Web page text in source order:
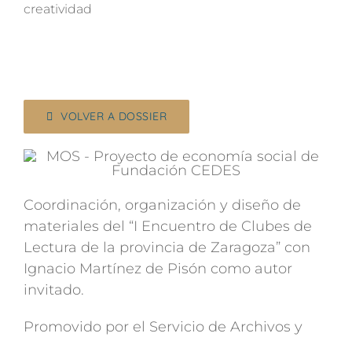
creatividad
VOLVER A DOSSIER
Coordinación, organización y diseño de
materiales del “I Encuentro de Clubes de
Lectura de la provincia de Zaragoza” con
Ignacio Martínez de Pisón como autor
invitado.
Promovido por el Servicio de Archivos y